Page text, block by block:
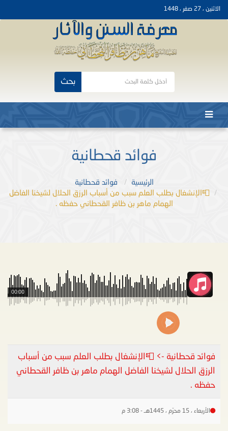
الاثنين ، 27 صفر ، 1448
بحث
فوائد قحطانية
الرئيسية
فوائد قحطانية
📮الإنشغال بطلب العلم سبب من أسباب الرزق الحلال لشيخنا الفاضل
الهمام ماهر بن ظافر القحطاني حفظه .
00:00
فوائد قحطانية -> 📮الإنشغال بطلب العلم سبب من أسباب
الرزق الحلال لشيخنا الفاضل الهمام ماهر بن ظافر القحطاني
حفظه .
الأربعاء ، 15 محرّم ، 1445هـ - 3:08 م